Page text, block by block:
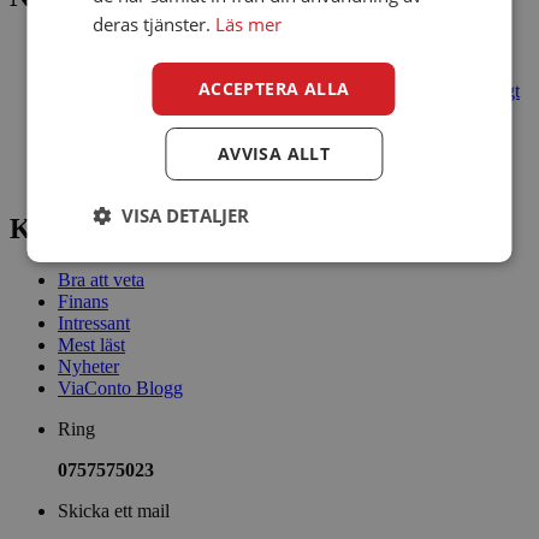
Så skyddar du dina pengar mot bedragare – 7 enkla regler
Billiga flygbiljetter 2026: så hittar du ett bra pris utan onödigt
Sommaren är ett perfekt tillfälle att testa lyckan!
Lån online: 7 tips för att låna ansvarsfullt och skydda din
hushållsbudget
Kategorier
Bra att veta
Finans
Intressant
Mest läst
Nyheter
ViaConto Blogg
Ring
0757575023
Skicka ett mail
deras tjänster. Läs mer
ACCEPTERA ALLA
AVVISA ALLT
VISA DETALJER